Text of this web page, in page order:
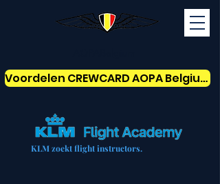
KLM zoekt flight instructors.
Voordelen CREWCARD AOPA Belgium